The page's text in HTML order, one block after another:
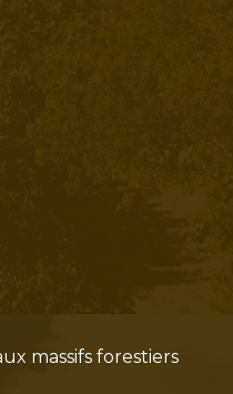
massifs forestiers